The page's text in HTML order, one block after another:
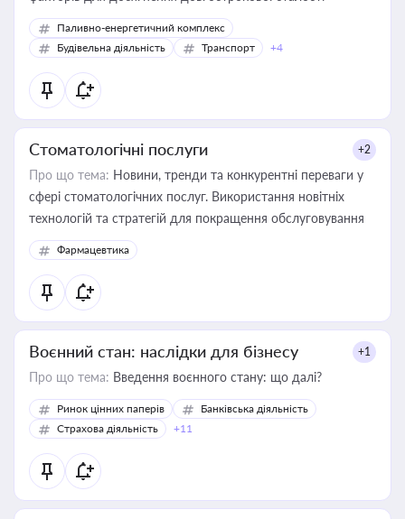
Паливно-енергетичний комплекс
Будівельна діяльність
Транспорт +4
Стоматологічні послуги +2
Про що тема: Новини, тренди та конкурентні переваги у
сфері стоматологічних послуг. Використання новітніх
технологій та стратегій для покращення обслуговування
Фармацевтика
Воєнний стан: наслідки для бізнесу +1
Про що тема: Введення воєнного стану: що далі?
Ринок цінних паперів
Банківська діяльність
Страхова діяльність
+11